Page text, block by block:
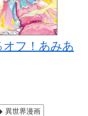
フ！あみあ
異世界漫画